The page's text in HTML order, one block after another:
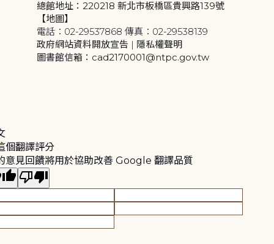
總館地址：220218 新北市板橋區貴興路139號
【地圖】
電話：02-29537868 傳真：02-29538139
政府網站資料開放宣告 | 隱私權聲明
圖書館信箱：cad2170001@ntpc.gov.tw
個翻譯評分
意見回饋將用於協助改善 Google 翻譯品質